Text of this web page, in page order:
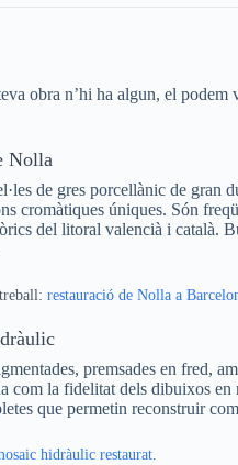
obra n’hi ha algun, el podem
Nolla
de gres porcellànic de gran
cromàtiques úniques. Són
del litoral valencià i català.
restauració de Nolla a
premsades en fred,
com la fidelitat dels dibuixos
que permetin reconstruir
hidràulic restaurat.